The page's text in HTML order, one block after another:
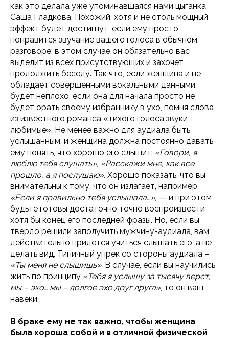
как это делала уже упоминавшаяся нами цыганка
Саша Гладкова. Похожий, хотя и не столь мощный
эффект будет достигнут, если ему просто
понравится звучание вашего голоса в обычном
разговоре: в этом случае он обязательно вас
выделит из всех присутствующих и захочет
продолжить беседу. Так что, если женщина и не
обладает совершенными вокальными данными,
будет неплохо, если она для начала просто не
будет орать своему избраннику в ухо, помня слова
из известного романса «тихого голоса звуки
любимые». Не менее важно для аудиала быть
услышанным, и женщина должна постоянно давать
ему понять, что хорошо его слышит: «Говори, я
люблю тебя слушать», «Расскажи мне, как все
прошло, а я послушаю». Хорошо показать, что вы
внимательны к тому, что он излагает, например,
«Если я правильно тебя услышала…», — и при этом
будьте готовы достаточно точно воспроизвести
хотя бы конец его последней фразы. Но, если вы
твердо решили заполучить мужчину-аудиала, вам
действительно придется учиться слышать его, а не
делать вид. Типичный упрек со стороны аудиала –
«Ты меня не слышишь». В случае, если вы научились
жить по принципу «Тебя я услышу за тысячу верст,
мы – эхо… мы – долгое эхо друг друга», то он ваш
навеки.
В браке ему не так важно, чтобы женщина
была хороша собой и в отличной физической